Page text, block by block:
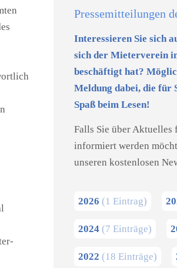
Pressemitteilungen
Interessieren Sie sich
sich der Mieterverein
beschäftigt hat?
Meldung dabei, die für
Spaß beim Lesen!
Falls Sie über
informiert werden
unseren kostenlosen
2026 (1 Eintrag)
2024 (7 Einträge)
2022 (18 Einträge)